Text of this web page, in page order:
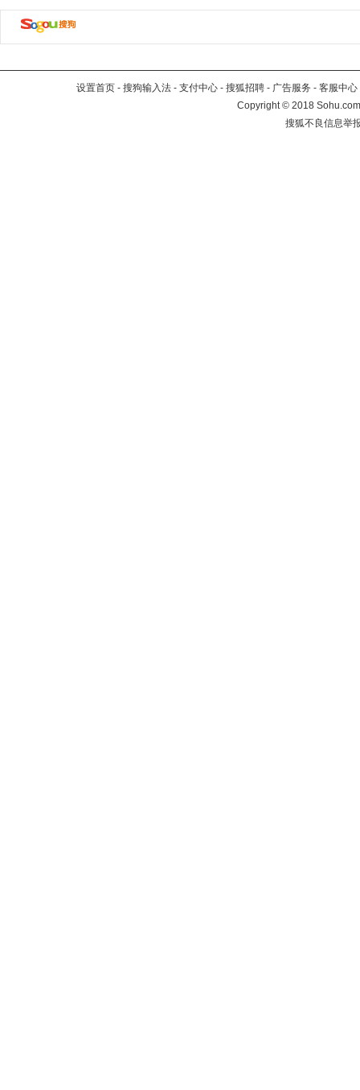
设置首页 - 搜狗输入法 - 支付中心 - 搜狐招聘 - 广告服务 - 客服中心
Copyright©2018
搜狐不良信息举